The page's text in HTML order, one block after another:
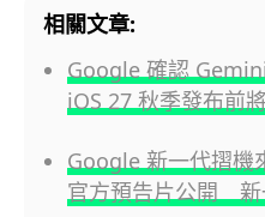
相關文章:
Google 確認
iOS 27 秋季發布前
Google 新一代摺機
官方預告片公開 新